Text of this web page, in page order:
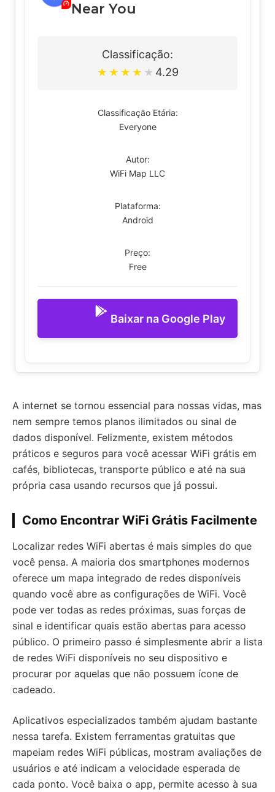
Near You
Classificação:
★ ★ ★ ★ ★ 4.29
Classificação Etária:
Everyone
Autor:
WiFi Map LLC
Plataforma:
Android
Preço:
Free
Baixar na Google Play
A internet se tornou essencial para nossas vidas, mas
nem sempre temos planos ilimitados ou sinal de
dados disponível. Felizmente, existem métodos
práticos e seguros para você acessar WiFi grátis em
cafés, bibliotecas, transporte público e até na sua
própria casa usando recursos que já possui.
Como Encontrar WiFi Grátis Facilmente
Localizar redes WiFi abertas é mais simples do que
você pensa. A maioria dos smartphones modernos
oferece um mapa integrado de redes disponíveis
quando você abre as configurações de WiFi. Você
pode ver todas as redes próximas, suas forças de
sinal e identificar quais estão abertas para acesso
público. O primeiro passo é simplesmente abrir a lista
de redes WiFi disponíveis no seu dispositivo e
procurar por aquelas que não possuem ícone de
cadeado.
Aplicativos especializados também ajudam bastante
nessa tarefa. Existem ferramentas gratuitas que
mapeiam redes WiFi públicas, mostram avaliações de
usuários e até indicam a velocidade esperada de
cada ponto. Você baixa o app, permite acesso à sua